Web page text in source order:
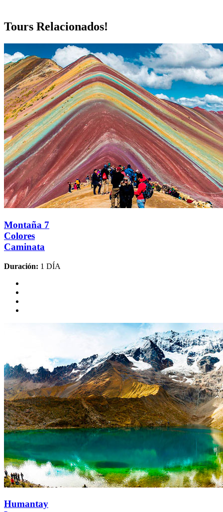
Tours Relacionados!
Montaña 7
Colores
Caminata
Duración: 1 DÍA
Humantay